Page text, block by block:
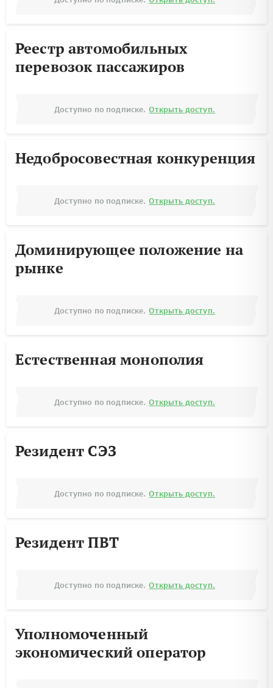
Реестр автомобильных
перевозок пассажиров
Доступно по подписке. Открыть доступ.
Недобросовестная конкуренция
Доступно по подписке. Открыть доступ.
Доминирующее положение на
рынке
Доступно по подписке. Открыть доступ.
Естественная монополия
Доступно по подписке. Открыть доступ.
Резидент СЭЗ
Доступно по подписке. Открыть доступ.
Резидент ПВТ
Доступно по подписке. Открыть доступ.
Уполномоченный
экономический оператор